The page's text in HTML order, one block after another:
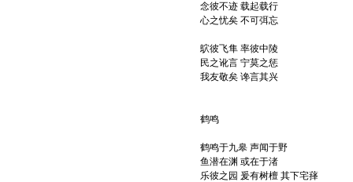
念彼不迹 载起载行
心之忧矣 不可弭忘
鴥彼飞隼 率彼中陵
民之讹言 宁莫之惩
我友敬矣 谗言其兴
鹤鸣
鹤鸣于九皋 声闻于野
鱼潜在渊 或在于渚
乐彼之园 爰有树檀 其下宅萚